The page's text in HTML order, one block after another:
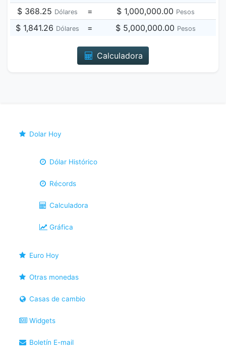
$ 368.25 Dólares = $ 1,000,000.00 Pesos
$ 1,841.26 Dólares = $ 5,000,000.00 Pesos
Calculadora
Dolar Hoy
Dólar Histórico
Récords
Calculadora
Gráfica
Euro Hoy
Otras monedas
Casas de cambio
Widgets
Boletín E-mail